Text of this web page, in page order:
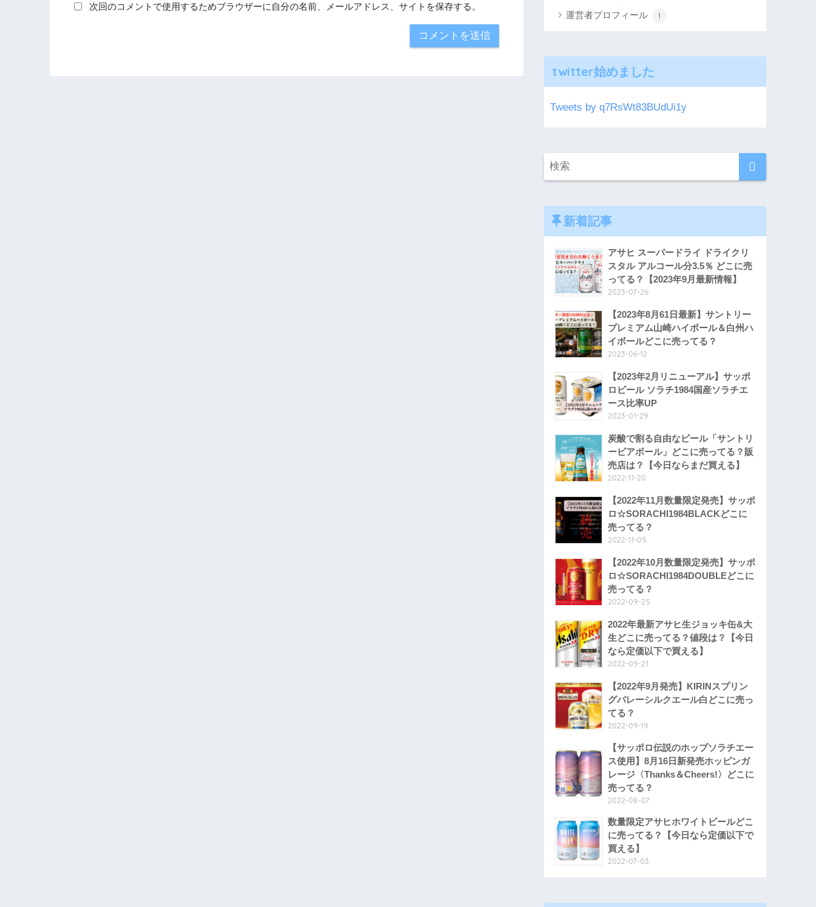
次回のコメントで使用するためブラウザーに自分の名前、メールアドレス、サイトを保存する。
運営者プロフィール 1
twitter始めました
Tweets by q7RsWt83BUdUi1y
新着記事
アサヒ スーパードライ ドライクリ
スタル アルコール分3.5％ どこに売
ってる？【2023年9月最新情報】
2023-07-26
【2023年8月61日最新】サントリー
プレミアム山崎ハイボール＆白州ハ
イボールどこに売ってる？
2023-06-12
【2023年2月リニューアル】サッポ
ロビール ソラチ1984国産ソラチエ
ース比率UP
2023-01-29
炭酸で割る自由なビール「サントリ
ービアボール」どこに売ってる？販
売店は？【今日ならまだ買える】
2022-11-20
【2022年11月数量限定発売】サッポ
ロ☆SORACHI1984BLACKどこに
売ってる？
2022-11-05
【2022年10月数量限定発売】サッポ
ロ☆SORACHI1984DOUBLEどこに
売ってる？
2022-09-25
2022年最新アサヒ生ジョッキ缶&大
生どこに売ってる？値段は？【今日
なら定価以下で買える】
2022-09-21
【2022年9月発売】KIRINスプリン
グバレーシルクエール白どこに売っ
てる？
2022-09-19
【サッポロ伝説のホップソラチエー
ス使用】8月16日新発売ホッピンガ
レージ〈Thanks＆Cheers!〉どこに
売ってる？
2022-08-07
数量限定アサヒホワイトビールどこ
に売ってる？【今日なら定価以下で
買える】
2022-07-03